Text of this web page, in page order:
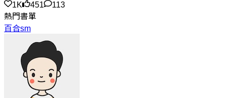
1K
451
113
熱門書單
百合sm